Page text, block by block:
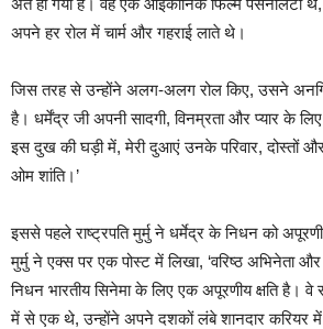
अपने हर रोल में चार्म और गहराई लाते थे।
जिस तरह से उन्होंने अलग-अलग रोल किए, उसने
है। धर्मेंद्र जी अपनी सादगी, विनम्रता और प्यार के
इस दुख की घड़ी में, मेरी दुआएं उनके परिवार, दोस्तों
ओम शांति।’
इससे पहले राष्ट्रपति मुर्मु ने धर्मेद्र के निधन को अपूरणीय
मुर्मु ने एक्स पर एक पोस्ट में लिखा, ‘वरिष्ठ अभिनेता और
निधन भारतीय सिनेमा के लिए एक अपूरणीय क्षति है।
में से एक थे, उन्होंने अपने दशकों लंबे शानदार करियर में